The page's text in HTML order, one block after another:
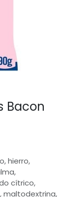
Bacon
hierro,
cítrico,
maltodextrina,